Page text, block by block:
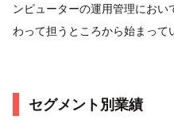
ンピューターの運用管理にお
わって担うところから始まって
セグメント別業績